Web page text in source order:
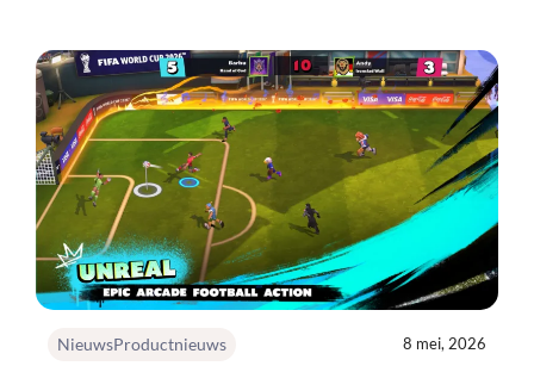
NieuwsProductnieuws 8 mei, 2026